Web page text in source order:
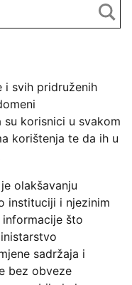
i svih pridruženih
su korisnici u svakom
korištenja te da ih u
olakšavanju
instituciji i njezinim
što
sadržaja i
bez obveze